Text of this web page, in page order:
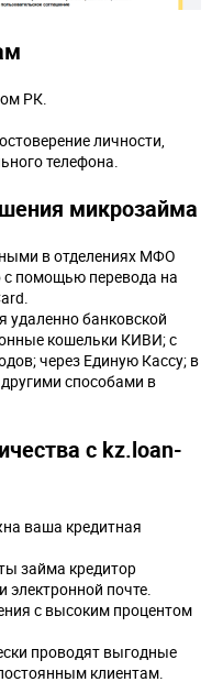
РК.
личности,
телефона.
микрозайма
в отделениях МФО
с помощью перевода на
удаленно банковской
кошельки КИВИ; с
через Единую Кассу; в
способами в
с kz.loan-
ваша кредитная
займа кредитор
почте.
с высоким процентом
проводят выгодные
клиентам.